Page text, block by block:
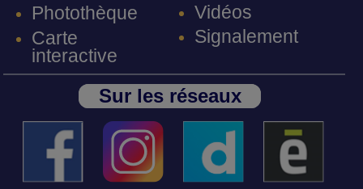
Photothèque
Carte
interactive
Vidéos
Signalement
Sur les réseaux